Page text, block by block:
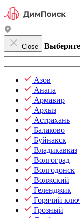
Close
Азов
Анапа
Армавир
Архыз
Астрахань
Балаково
Буйнакск
Владикавказ
Волгоград
Волгодонск
Волжский
Геленджик
Горячий
Грозный